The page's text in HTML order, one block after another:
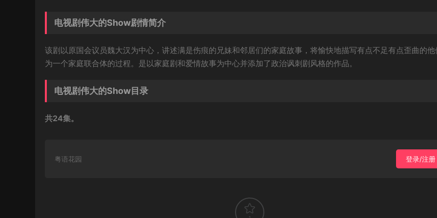
电视剧伟大的Show剧情简介
该剧以原国会议员魏大汉为中心，讲述满是伤痕的兄妹和邻居们的家庭故事，将愉快地描写有点不足有点歪曲的他
为一个家庭联合体的过程。是以家庭剧和爱情故事为中心并添加了政治讽刺剧风格的作品。
电视剧伟大的Show目录
共24集。
粤语花园 登录/注册